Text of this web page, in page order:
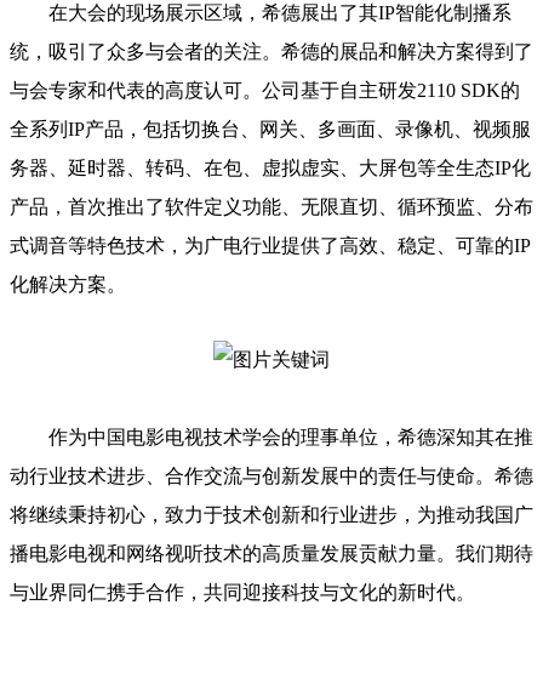
在大会的现场展示区域，希德展出了其IP智能化制播系
统，吸引了众多与会者的关注。希德的展品和解决方案得到了
与会专家和代表的高度认可。公司基于自主研发2110 SDK的
全系列IP产品，包括切换台、网关、多画面、录像机、视频服
务器、延时器、转码、在包、虚拟虚实、大屏包等全生态IP化
产品，首次推出了软件定义功能、无限直切、循环预监、分布
式调音等特色技术，为广电行业提供了高效、稳定、可靠的IP
化解决方案。
作为中国电影电视技术学会的理事单位，希德深知其在推
动行业技术进步、合作交流与创新发展中的责任与使命。希德
将继续秉持初心，致力于技术创新和行业进步，为推动我国广
播电影电视和网络视听技术的高质量发展贡献力量。我们期待
与业界同仁携手合作，共同迎接科技与文化的新时代。